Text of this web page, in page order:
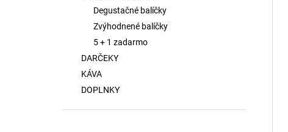
Degustačné balíčky
Zvýhodnené balíčky
5 + 1 zadarmo
DARČEKY
KÁVA
DOPLNKY